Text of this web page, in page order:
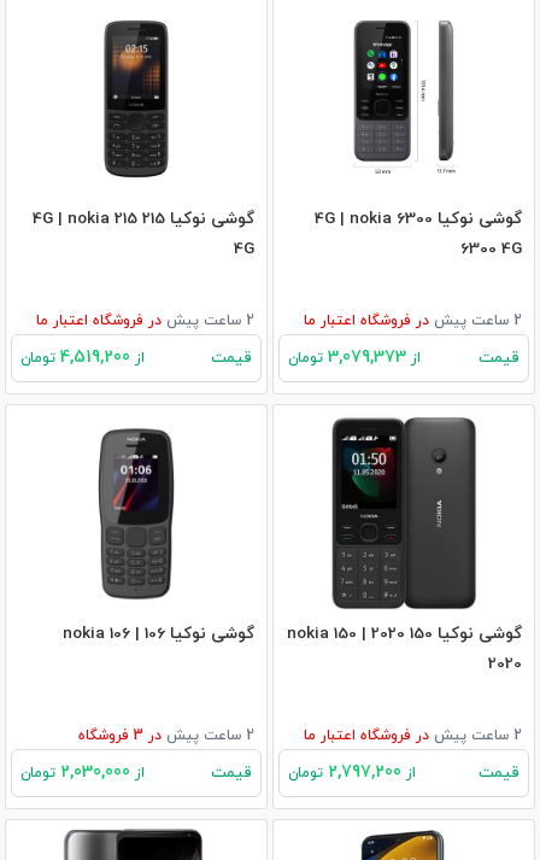
گوشی نوکیا 6300 4G | nokia
6300 4G
2 ساعت پیش در فروشگاه اعتبار ما
قیمت از تومان
گوشی نوکیا 215 4G | nokia 215
4G
2 ساعت پیش در فروشگاه اعتبار ما
قیمت از تومان
گوشی نوکیا 150 2020 | nokia 150
2020
2 ساعت پیش در فروشگاه اعتبار ما
قیمت از تومان
گوشی نوکیا 106 | nokia 106
2 ساعت پیش در فروشگاه
قیمت از تومان